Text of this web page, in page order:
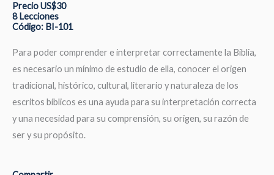
Precio US$30
8 Lecciones
Código: BI-101
Para poder comprender e interpretar correctamente la Biblia,
es necesario un mínimo de estudio de ella, conocer el origen
tradicional, histórico, cultural, literario y naturaleza de los
escritos bíblicos es una ayuda para su interpretación correcta
y una necesidad para su comprensión, su origen, su razón de
ser y su propósito.